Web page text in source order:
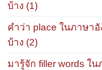
บ้าง (1)
คำว่า place ในภาษา
บ้าง (2)
มารู้จัก filler words ใ